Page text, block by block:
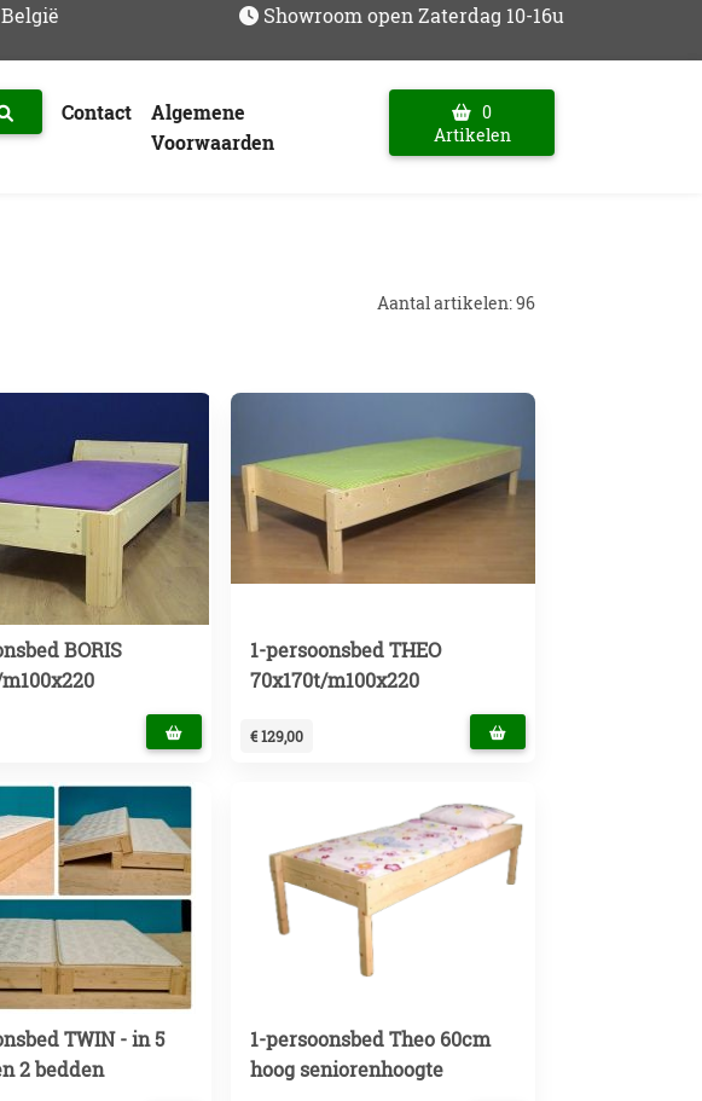
Showroom open Zaterdag 10-16u
Contact
Algemene
Voorwaarden
0
Artikelen
Aantal artikelen: 96
BORIS
1-persoonsbed THEO
70x170t/m100x220
€ 129,00
TWIN - in 5
2 bedden
1-persoonsbed Theo 60cm
hoog seniorenhoogte